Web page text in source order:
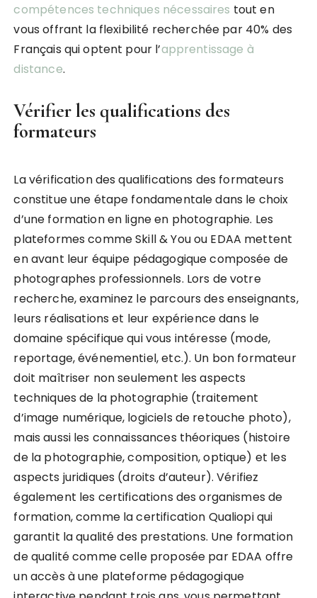
compétences techniques nécessaires tout en
vous offrant la flexibilité recherchée par 40% des
Français qui optent pour l’apprentissage à
distance.
Vérifier les qualifications des
formateurs
La vérification des qualifications des formateurs
constitue une étape fondamentale dans le choix
d’une formation en ligne en photographie. Les
plateformes comme Skill & You ou EDAA mettent
en avant leur équipe pédagogique composée de
photographes professionnels. Lors de votre
recherche, examinez le parcours des enseignants,
leurs réalisations et leur expérience dans le
domaine spécifique qui vous intéresse (mode,
reportage, événementiel, etc.). Un bon formateur
doit maîtriser non seulement les aspects
techniques de la photographie (traitement
d’image numérique, logiciels de retouche photo),
mais aussi les connaissances théoriques (histoire
de la photographie, composition, optique) et les
aspects juridiques (droits d’auteur). Vérifiez
également les certifications des organismes de
formation, comme la certification Qualiopi qui
garantit la qualité des prestations. Une formation
de qualité comme celle proposée par EDAA offre
un accès à une plateforme pédagogique